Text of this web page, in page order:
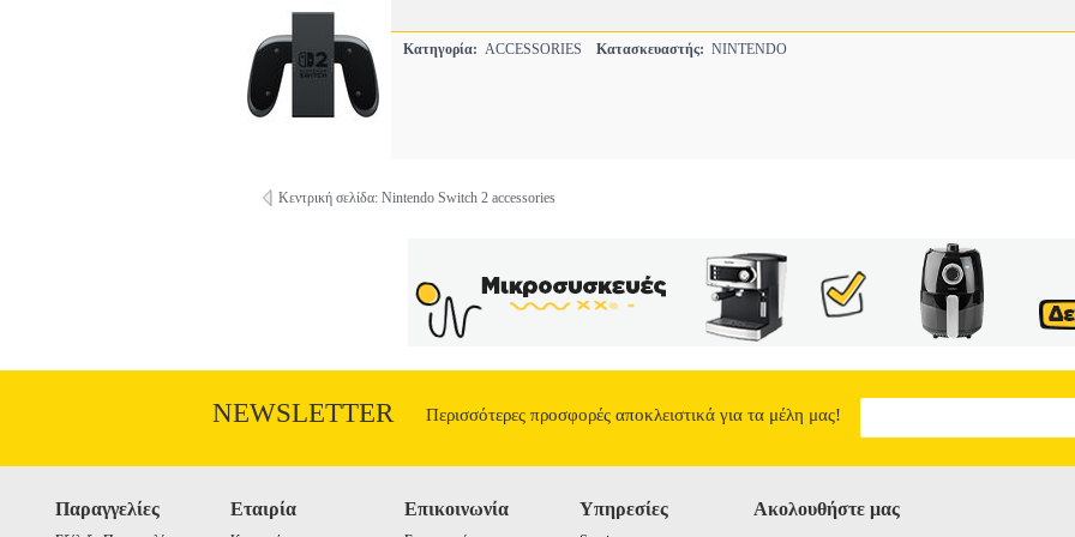
Κατηγορία: ACCESSORIES Κατασκευαστής: NINTENDO
Κεντρική σελίδα: Nintendo Switch 2 accessories
NEWSLETTER Περισσότερες προσφορές αποκλειστικά για τα μέλη μας!
Παραγγελίες Εταιρία Επικοινωνία Υπηρεσίες Ακολουθήστε μας